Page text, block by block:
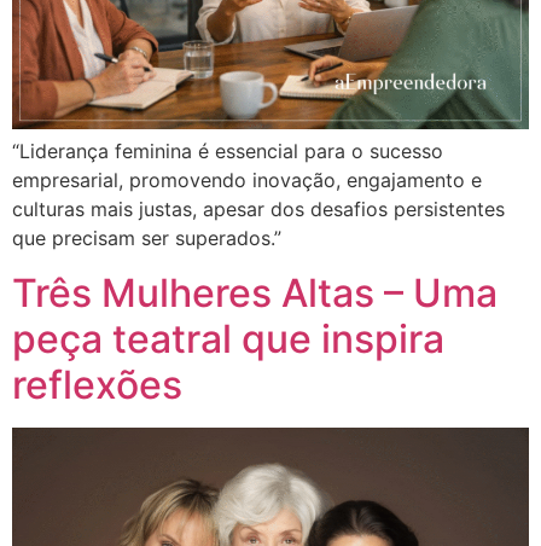
“Liderança feminina é essencial para o sucesso
empresarial, promovendo inovação, engajamento e
culturas mais justas, apesar dos desafios persistentes
que precisam ser superados.”
Três Mulheres Altas – Uma
peça teatral que inspira
reflexões